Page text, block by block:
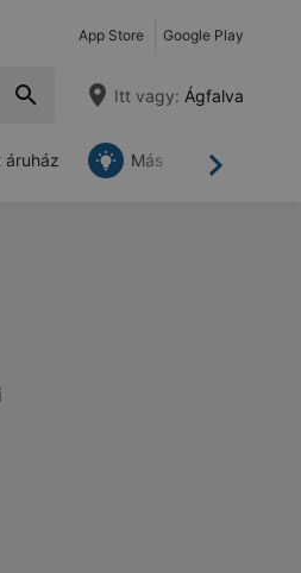
App Store Google Play
Itt vagy: Ágfalva
Tovább
áruház Más